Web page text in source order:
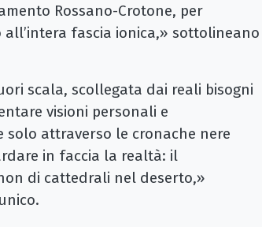
Rossano-Crotone, per
fascia ionica,» sottolineano
scala, scollegata dai reali bisogni
visioni personali e
solo attraverso le cronache nere
in faccia la realtà: il
di cattedrali nel deserto,»